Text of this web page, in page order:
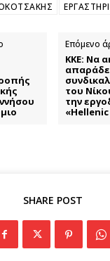
Επόμενο
ΚΚΕ: Να
του
την
SHARE POST